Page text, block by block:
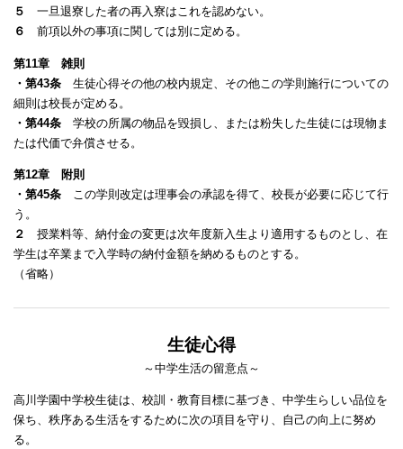
５
一旦退寮した者の再入寮はこれを認めない。
６
前項以外の事項に関しては別に定める。
第11章 雑則
・第43条 生徒心得その他の校内規定、その他この学則施行についての
細則は校長が定める。
・第44条 学校の所属の物品を毀損し、または粉失した生徒には現物ま
たは代価で弁償させる。
第12章 附則
・第45条 この学則改定は理事会の承認を得て、校長が必要に応じて行
う。
２
授業料等、納付金の変更は次年度新入生より適用するものとし、在
学生は卒業まで入学時の納付金額を納めるものとする。
（省略）
生徒心得
～中学生活の留意点～
高川学園中学校生徒は、校訓・教育目標に基づき、中学生らしい品位を
保ち、秩序ある生活をするために次の項目を守り、自己の向上に努め
る。